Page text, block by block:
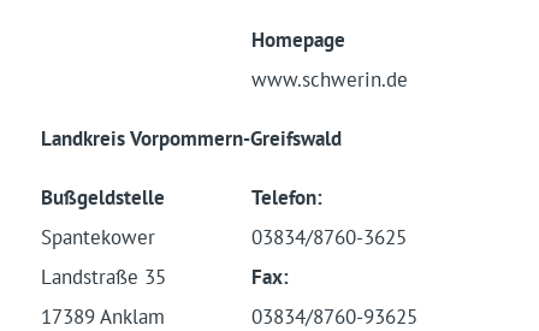
Homepage
www.schwerin.de
Landkreis Vorpommern-Greifswald
Bußgeldstelle
Spantekower
Landstraße 35
17389 Anklam
Telefon:
03834/8760-3625
Fax:
03834/8760-93625